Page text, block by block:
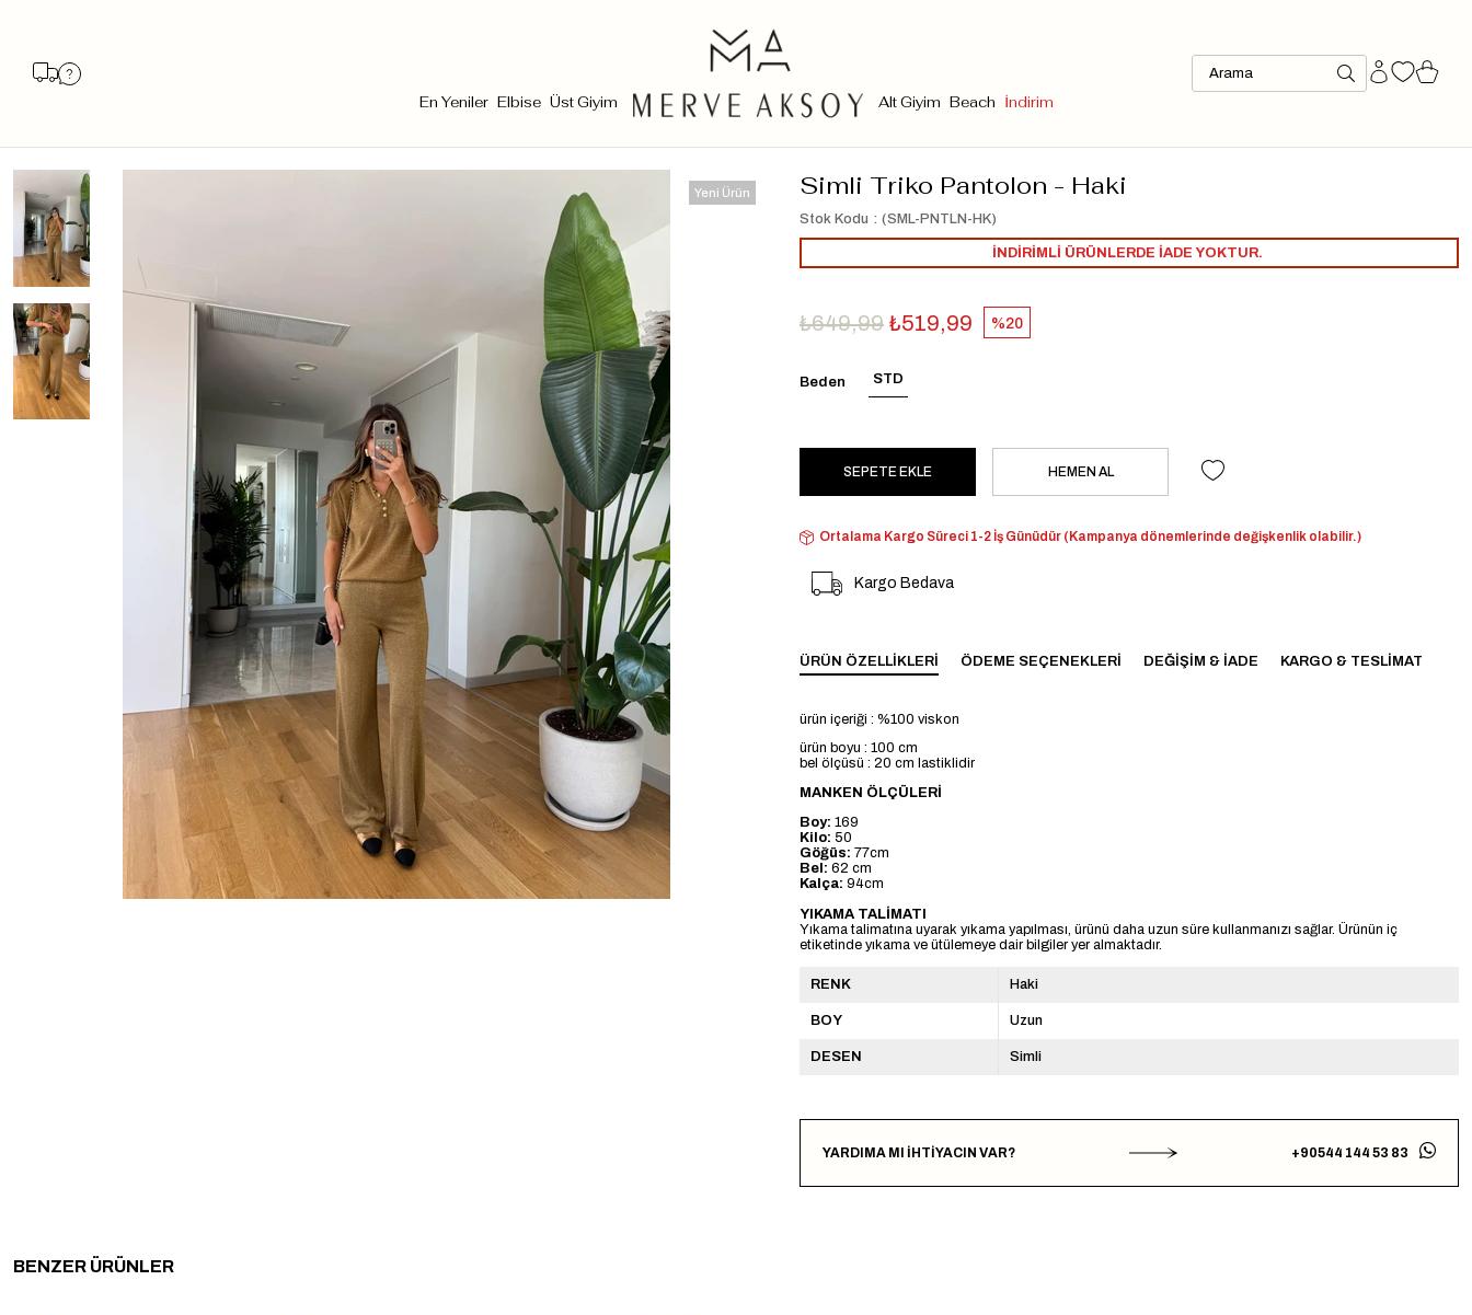
En Yeniler Elbise Üst Giyim Alt Giyim Beach İndirim
Yeni Ürün Simli Triko Pantolon - Haki
Stok Kodu (SML-PNTLN-HK)
İNDİRİMLİ ÜRÜNLERDE İADE YOKTUR.
₺649,99 ₺519,99 20
Beden STD
Ortalama Kargo Süreci 1-2 İş Günüdür (Kampanya dönemlerinde değişkenlik olabilir.)
Kargo Bedava
ÜRÜN ÖZELLIKLERI ÖDEME SEÇENEKLERI DEĞIŞIM & İADE KARGO & TESLIMAT
ürün içeriği : %100 viskon
ürün boyu : 100 cm
bel ölçüsü : 20 cm lastiklidir
MANKEN ÖLÇÜLERİ
Boy: 169
Kilo: 50
Göğüs: 77cm
Bel: 62 cm
Kalça: 94cm
YIKAMA TALİMATI
Yıkama talimatına uyarak yıkama yapılması, ürünü daha uzun süre kullanmanızı sağlar. Ürünün iç
etiketinde yıkama ve ütülemeye dair bilgiler yer almaktadır.
RENK Haki
BOY Uzun
DESEN Simli
YARDIMA MI İHTİYACIN VAR? +90544 144 53 83
BENZER ÜRÜNLER